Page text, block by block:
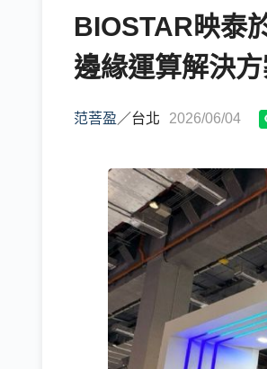
BIOSTAR映泰
邊緣運算解決
范菩盈 ／台北 2026/06/04